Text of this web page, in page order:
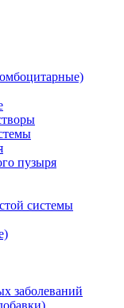
пузыря
системы
заболеваний